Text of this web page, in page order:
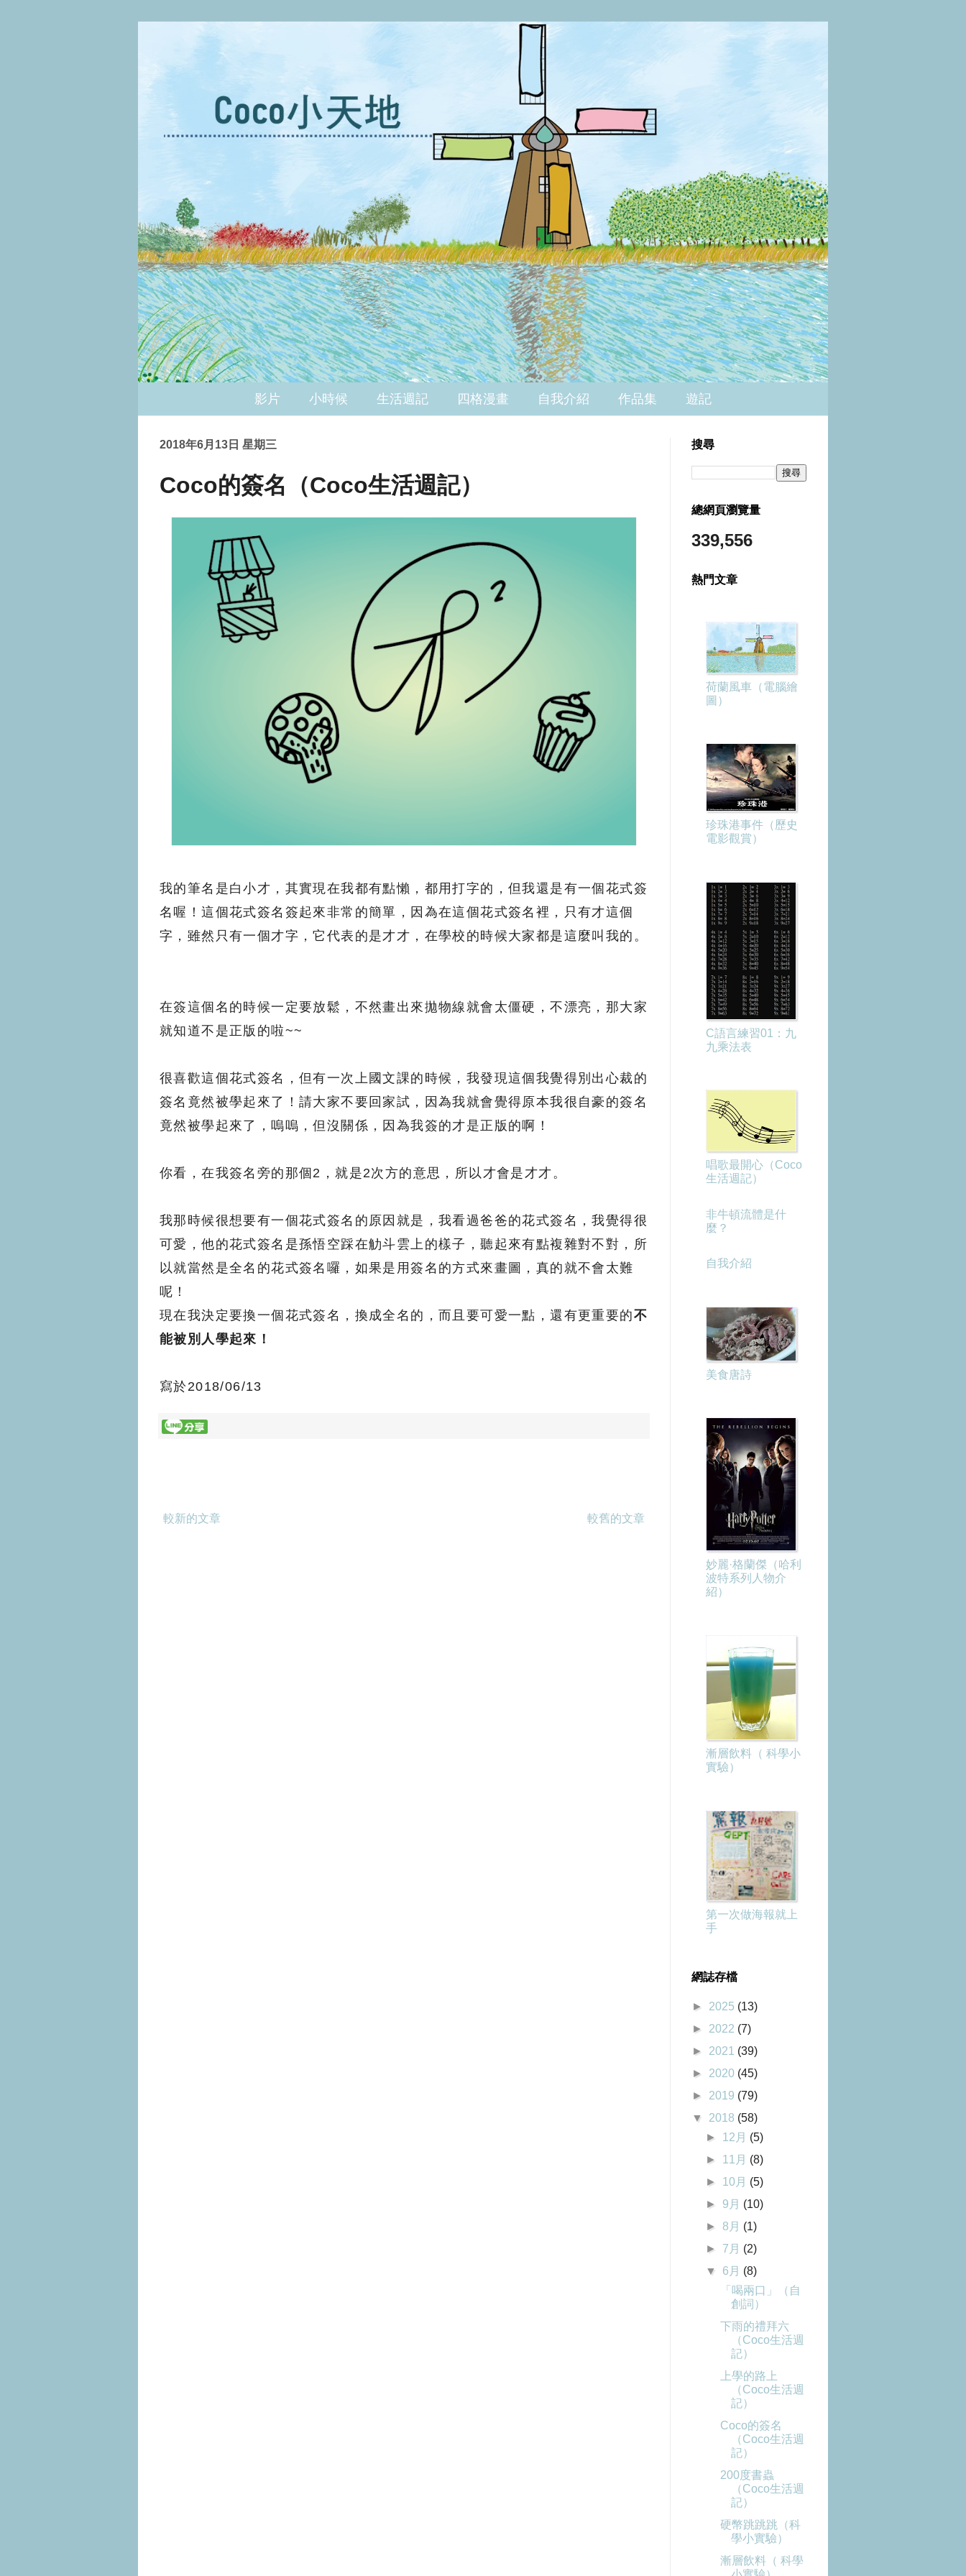
影片 小時候 生活週記 四格漫畫 自我介紹 作品集 遊記
2018年6月13日 星期三
Coco的簽名（Coco生活週記）
我的筆名是白小才，其實現在我都有點懶，都用打字的，但我還是有一個花式簽
名喔！這個花式簽名簽起來非常的簡單，因為在這個花式簽名裡，只有才這個
字，雖然只有一個才字，它代表的是才才，在學校的時候大家都是這麼叫我的。
在簽這個名的時候一定要放鬆，不然畫出來拋物線就會太僵硬，不漂亮，那大家
就知道不是正版的啦~~
很喜歡這個花式簽名，但有一次上國文課的時候，我發現這個我覺得別出心裁的
簽名竟然被學起來了！請大家不要回家試，因為我就會覺得原本我很自豪的簽名
竟然被學起來了，嗚嗚，但沒關係，因為我簽的才是正版的啊！
你看，在我簽名旁的那個2，就是2次方的意思，所以才會是才才。
我那時候很想要有一個花式簽名的原因就是，我看過爸爸的花式簽名，我覺得很
可愛，他的花式簽名是孫悟空踩在觔斗雲上的樣子，聽起來有點複雜對不對，所
以就當然是全名的花式簽名囉，如果是用簽名的方式來畫圖，真的就不會太難
呢！
現在我決定要換一個花式簽名，換成全名的，而且要可愛一點，還有更重要的不
能被別人學起來！
寫於2018/06/13
較新的文章 較舊的文章
搜尋
總網頁瀏覽量
339,556
熱門文章
荷蘭風車（電腦繪
圖）
珍珠港事件（歷史
電影觀賞）
C語言練習01：九
九乘法表
唱歌最開心（Coco
生活週記）
非牛頓流體是什
麼？
自我介紹
美食唐詩
妙麗·格蘭傑（哈利
波特系列人物介
紹）
漸層飲料（ 科學小
實驗）
第一次做海報就上
手
網誌存檔
► 2025 (13)
► 2022 (7)
► 2021 (39)
► 2020 (45)
► 2019 (79)
▼ 2018 (58)
► 12月 (5)
► 11月 (8)
► 10月 (5)
► 9月 (10)
►8月 (1)
► 7月 (2)
▼ 6月 (8)
「喝兩口」（自
創詞）
下雨的禮拜六
（Coco生活週
記）
上學的路上
（Coco生活週
記）
Coco的簽名
（Coco生活週
記）
200度書蟲
（Coco生活週
記）
硬幣跳跳跳（科
學小實驗）
漸層飲料（ 科學